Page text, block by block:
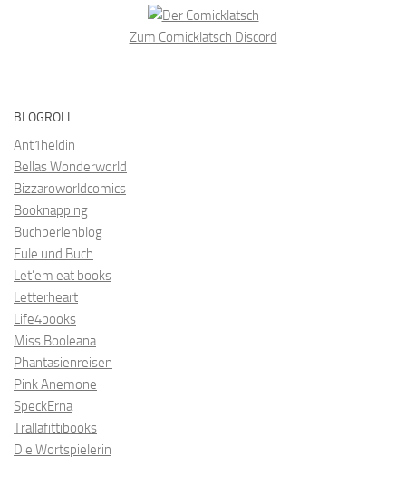
Zum Comicklatsch Discord
BLOGROLL
Ant1heldin
Bellas Wonderworld
Bizzaroworldcomics
Booknapping
Buchperlenblog
Eule und Buch
Let’em eat books
Letterheart
Life4books
Miss Booleana
Phantasienreisen
Pink Anemone
SpeckErna
Trallafittibooks
Die Wortspielerin